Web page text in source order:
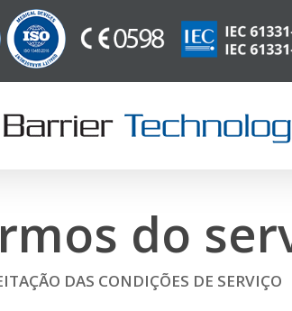
do
DAS CONDIÇÕES DE SERVIÇO